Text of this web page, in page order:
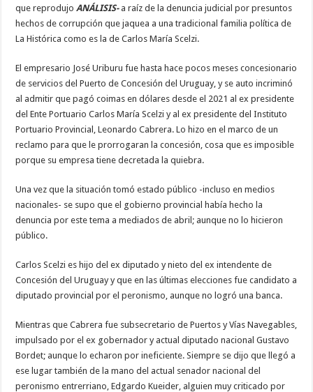
que reprodujoANÁLISIS-a raíz de la denuncia judicial por presuntos
hechos de corrupción que jaquea a una tradicional familia política de
La Histórica como es la de Carlos María Scelzi.
El empresario José Uriburu fue hasta hace pocos meses concesionario
de servicios del Puerto de Concesión del Uruguay, y se auto incriminó
al admitir que pagó coimas en dólares desde el 2021 al ex presidente
del Ente Portuario Carlos María Scelzi y al ex presidente del Instituto
Portuario Provincial, Leonardo Cabrera. Lo hizo en el marco de un
reclamo para que le prorrogaran la concesión, cosa que es imposible
porque su empresa tiene decretada la quiebra.
Una vez que la situación tomó estado público -incluso en medios
nacionales- se supo que el gobierno provincial había hecho la
denuncia por este tema a mediados de abril; aunque no lo hicieron
público.
Carlos Scelzi es hijo del ex diputado y nieto del ex intendente de
Concesión del Uruguay y que en las últimas elecciones fue candidato a
diputado provincial por el peronismo, aunque no logró una banca.
Mientras que Cabrera fue subsecretario de Puertos y Vías Navegables,
impulsado por el ex gobernador y actual diputado nacional Gustavo
Bordet; aunque lo echaron por ineficiente. Siempre se dijo que llegó a
ese lugar también de la mano del actual senador nacional del
peronismo entrerriano, Edgardo Kueider, alguien muy criticado por